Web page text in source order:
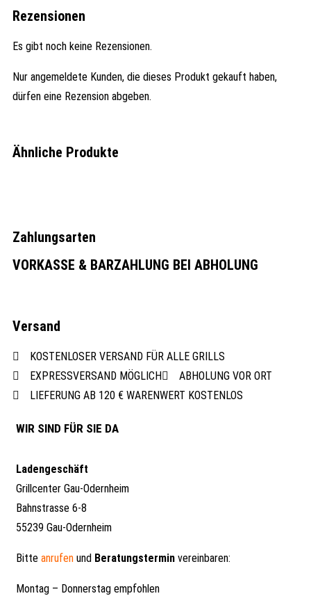
Rezensionen
Es gibt noch keine Rezensionen.
Nur angemeldete Kunden, die dieses Produkt gekauft haben,
dürfen eine Rezension abgeben.
Ähnliche Produkte
Zahlungsarten
VORKASSE & BARZAHLUNG BEI ABHOLUNG
Versand
KOSTENLOSER VERSAND FÜR ALLE GRILLS
EXPRESSVERSAND MÖGLICH
ABHOLUNG VOR ORT
LIEFERUNG AB 120 € WARENWERT KOSTENLOS
WIR SIND FÜR SIE DA
Ladengeschäft
Grillcenter Gau-Odernheim
Bahnstrasse 6-8
55239 Gau-Odernheim
Bitte anrufen und Beratungstermin vereinbaren:
Montag – Donnerstag empfohlen